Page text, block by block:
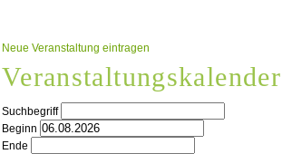
Neue Veranstaltung eintragen
Veranstaltungskalender
Suchbegriff
Beginn
Ende